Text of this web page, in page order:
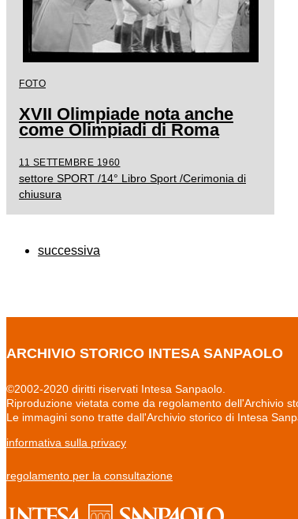
FOTO
XVII Olimpiade nota anche
come Olimpiadi di Roma
11 SETTEMBRE 1960
settore SPORT /14° Libro Sport /Cerimonia di
chiusura
successiva
ARCHIVIO STORICO INTESA SANPAOLO
©2002-2020 diritti riservati Intesa Sanpaolo.
Riproduzione vietata come da regolamento dell'Archivio
Le immagini sono tratte dall'Archivio storico di Intesa
informativa sulla privacy
regolamento per la consultazione